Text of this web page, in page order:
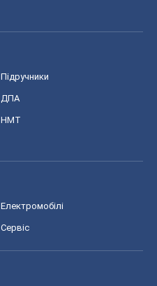
Підручники
ДПА
НМТ
Електромобілі
Сервіс